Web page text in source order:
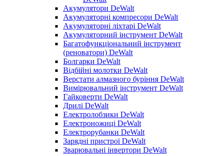
Акумулятори DeWalt
Акумуляторні компресори DeWalt
Акумуляторні ліхтарі DeWalt
Акумуляторний інструмент DeWalt
Багатофункціональний інструмент
(реноватори) DeWalt
Болгарки DeWalt
Відбійні молотки DeWalt
Верстати алмазного буріння DeWalt
Вимірювальний інструмент DeWalt
Гайковерти DeWalt
Дрилі DeWalt
Електролобзики DeWalt
Електроножиці DeWalt
Електрорубанки DeWalt
Зарядні пристрої DeWalt
Зварювальні інвертори DeWalt